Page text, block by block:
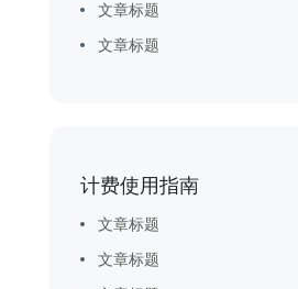
文章标题
文章标题
计费使用指南
文章标题
文章标题